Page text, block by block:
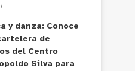
y danza: Conoce
de
del Centro
Silva para